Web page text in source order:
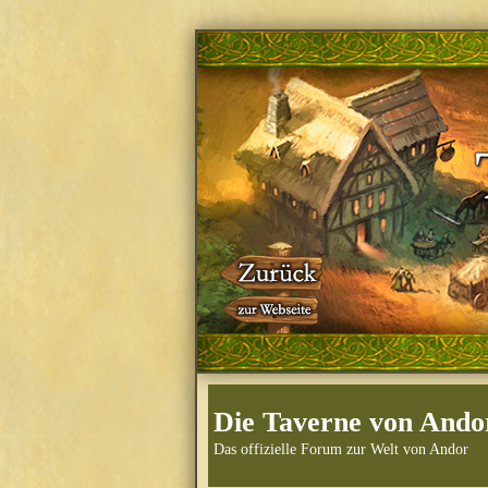
Die Taverne von
Das offizielle Forum zur Welt von Andor